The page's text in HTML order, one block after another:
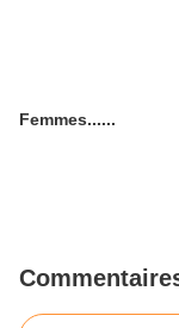
Femmes......